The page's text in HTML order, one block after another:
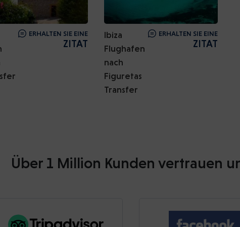
ERHALTEN SIE EINE
ZITAT
Ibiza
Flughafen
nach
Figuretas
Transfer
ERHALTEN SIE EINE
ZITAT
Über 1 Million Kunden vertrauen